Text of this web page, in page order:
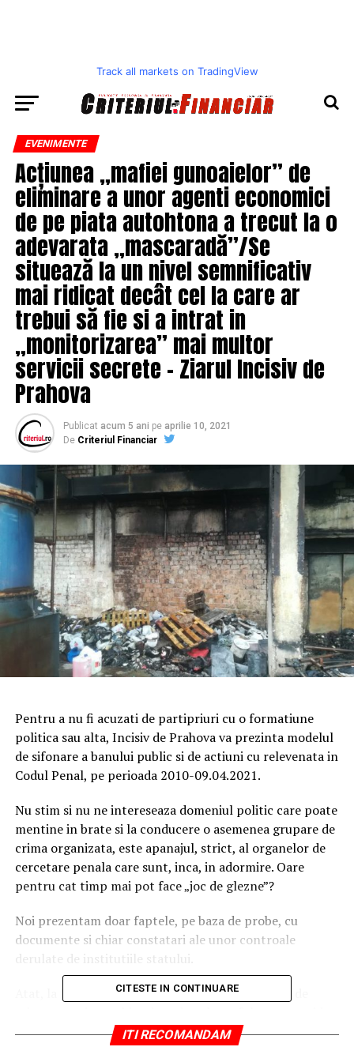
Track all markets on TradingView
EVENIMENTE
Acțiunea „mafiei gunoaielor” de
eliminare a unor agenti economici
de pe piata autohtona a trecut la o
adevarata „mascaradă”/Se
situează la un nivel semnificativ
mai ridicat decât cel la care ar
trebui să fie si a intrat in
„monitorizarea” mai multor
servicii secrete – Ziarul Incisiv de
Prahova
Publicat acum 5 ani pe aprilie 10, 2021
De Criteriul Financiar
Pentru a nu fi acuzati de partipriuri cu o formatiune
politica sau alta, Incisiv de Prahova va prezinta modelul
de sifonare a banului public si de actiuni cu relevenata in
Codul Penal, pe perioada 2010-09.04.2021.
Nu stim si nu ne intereseaza domeniul politic care poate
mentine in brate si la conducere o asemenea grupare de
crima organizata, este apanajul, strict, al organelor de
cercetare penala care sunt, inca, in adormire. Oare
pentru cat timp mai pot face „joc de glezne”?
Noi prezentam doar faptele, pe baza de probe, cu
documente si chiar constatari ale unor controale
derulate de institutiile statului.
Atat, la final va vom prezenta si schema gruparii de
politice, fara alte comentarii.
CITESTE IN CONTINUARE
ITI RECOMANDAM